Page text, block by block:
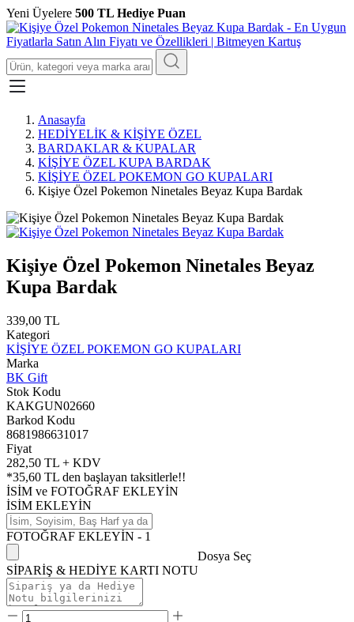
Yeni Üyelere 500 TL Hediye Puan
Anasayfa
HEDİYELİK & KİŞİYE ÖZEL
BARDAKLAR & KUPALAR
KİŞİYE ÖZEL KUPA BARDAK
KİŞİYE ÖZEL POKEMON GO KUPALARI
Kişiye Özel Pokemon Ninetales Beyaz Kupa Bardak
Kişiye Özel Pokemon Ninetales Beyaz
Kupa Bardak
339,00 TL
Kategori
KİŞİYE ÖZEL POKEMON GO KUPALARI
Marka
BK Gift
Stok Kodu
KAKGUN02660
Barkod Kodu
8681986631017
Fiyat
282,50 TL + KDV
*35,60 TL den başlayan taksitlerle!!
İSİM ve FOTOĞRAF EKLEYİN
İSİM EKLEYİN
FOTOĞRAF EKLEYİN - 1
Dosya Seç
SİPARİŞ & HEDİYE KARTI NOTU